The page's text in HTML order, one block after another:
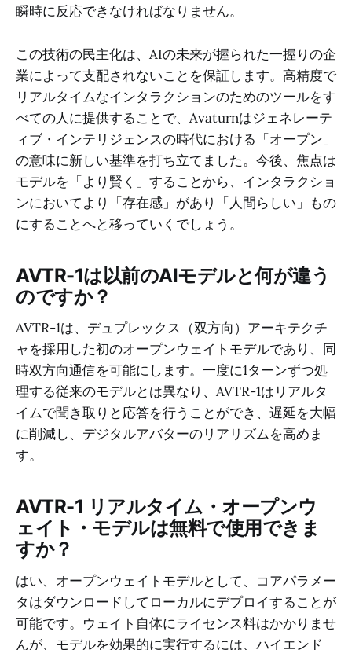
瞬時に反応できなければなりません。
この技術の民主化は、AIの未来が握られた一握りの企
業によって支配されないことを保証します。高精度で
リアルタイムなインタラクションのためのツールをす
べての人に提供することで、Avaturnはジェネレーテ
ィブ・インテリジェンスの時代における「オープン」
の意味に新しい基準を打ち立てました。今後、焦点は
モデルを「より賢く」することから、インタラクショ
ンにおいてより「存在感」があり「人間らしい」もの
にすることへと移っていくでしょう。
AVTR-1は以前のAIモデルと何が違う
のですか？
AVTR-1は、デュプレックス（双方向）アーキテクチ
ャを採用した初のオープンウェイトモデルであり、同
時双方向通信を可能にします。一度に1ターンずつ処
理する従来のモデルとは異なり、AVTR-1はリアルタ
イムで聞き取りと応答を行うことができ、遅延を大幅
に削減し、デジタルアバターのリアリズムを高めま
す。
AVTR-1 リアルタイム・オープンウ
ェイト・モデルは無料で使用できま
すか？
はい、オープンウェイトモデルとして、コアパラメー
タはダウンロードしてローカルにデプロイすることが
可能です。ウェイト自体にライセンス料はかかりませ
んが、モデルを効果的に実行するには、ハイエンド